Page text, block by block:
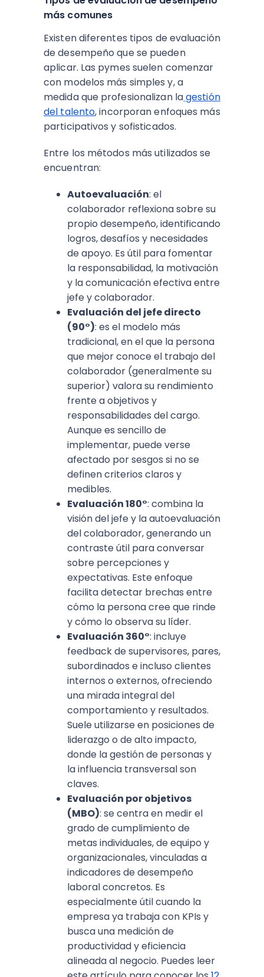
más comunes
Existen diferentes tipos de evaluación
de desempeño que se pueden
aplicar. Las pymes suelen comenzar
con modelos más simples y, a
medida que profesionalizan lagestión
del talento, incorporan enfoques más
participativos y sofisticados.​
Entre los métodos más utilizados se
encuentran:
Autoevaluación: el
colaborador reflexiona sobre su
propio desempeño, identificando
logros, desafíos y necesidades
de apoyo. Es útil para fomentar
la responsabilidad, la motivación
y la comunicación efectiva entre
jefe y colaborador.​
Evaluación del jefe directo
(90°): es el modelo más
tradicional, en el que la persona
que mejor conoce el trabajo del
colaborador (generalmente su
superior) valora su rendimiento
frente a objetivos y
responsabilidades del cargo.
Aunque es sencillo de
implementar, puede verse
afectado por sesgos si no se
definen criterios claros y
medibles.​
Evaluación 180°: combina la
visión del jefe y la autoevaluación
del colaborador, generando un
contraste útil para conversar
sobre percepciones y
expectativas. Este enfoque
facilita detectar brechas entre
cómo la persona cree que rinde
y cómo lo observa su líder.​
Evaluación 360°: incluye
feedback de supervisores, pares,
subordinados e incluso clientes
internos o externos, ofreciendo
una mirada integral del
comportamiento y resultados.
Suele utilizarse en posiciones de
liderazgo o de alto impacto,
donde la gestión de personas y
la influencia transversal son
claves.​
Evaluación por objetivos
(MBO): se centra en medir el
grado de cumplimiento de
metas individuales, de equipo y
organizacionales, vinculadas a
indicadores de desempeño
laboral concretos. Es
especialmente útil cuando la
empresa ya trabaja con KPIs y
busca una medición de
productividad y eficiencia
alineada al negocio.​ Puedes leer